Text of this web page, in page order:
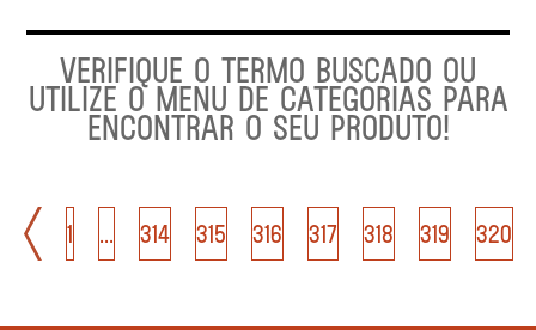
VERIFIQUE O TERMO BUSCADO OU
UTILIZE O MENU DE CATEGORIAS PARA
ENCONTRAR O SEU PRODUTO!
1 ... 314 315 316 317 318 319 320